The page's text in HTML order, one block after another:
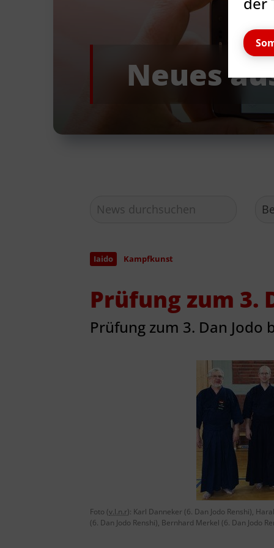
Neues
Iaido Kampfkunst
Prüfung zum 3.
Prüfung zum 3. Dan Jodo
Foto (v.l.n.r): Karl Danneker (6. Dan Jodo Renshi),
(6. Dan Jodo Renshi), Bernhard Merkel (6. Dan Jodo
TSV Reinbek
Vorstand
Sponsoren